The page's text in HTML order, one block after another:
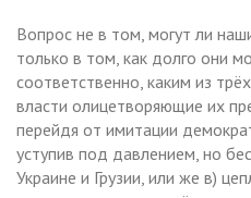
Вопрос не в том, могут ли
только в том, как долго они
соответственно, каким из
власти олицетворяющие их
перейдя от имитации
уступив под давлением, но
Украине и Грузии, или же в)